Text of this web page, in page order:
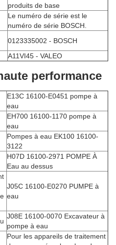
produits de base
Le numéro de série est le
numéro de série BOSCH.
0123335002 - BOSCH
A11VI45 - VALEO
performance
E13C 16100-E0451 pompe à
eau
EH700 16100-1170 pompe à
eau
Pompes à eau EK100 16100-
3122
H07D 16100-2971 POMPE À
Eau au dessus
J05C 16100-E0270 PUMPE à
eau
J08E 16100-0070 Excavateur à
pompe à eau
Pour les appareils de traitement